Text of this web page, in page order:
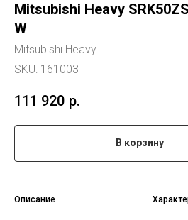
Mitsubishi Heavy
W
Mitsubishi Heavy
SKU: 161003
111 920 р.
В корзину
Описание